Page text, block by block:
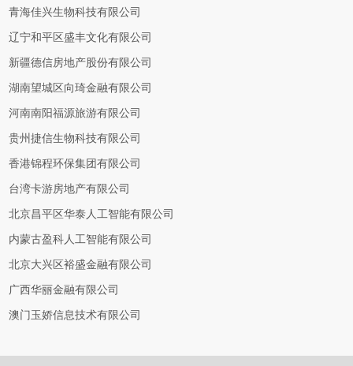
青海佳兴生物科技有限公司
辽宁和平区盛丰文化有限公司
新疆德信房地产股份有限公司
湖南望城区向琦金融有限公司
河南南阳福源旅游有限公司
贵州捷信生物科技有限公司
香港锦程环保集团有限公司
台湾卡游房地产有限公司
北京昌平区华泰人工智能有限公司
内蒙古盈科人工智能有限公司
北京大兴区裕盛金融有限公司
广西华丽金融有限公司
澳门玉娇信息技术有限公司